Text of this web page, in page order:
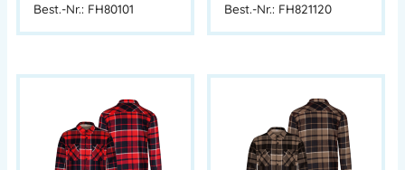
Best.-Nr.: FH80101 Best.-Nr.: FH821120